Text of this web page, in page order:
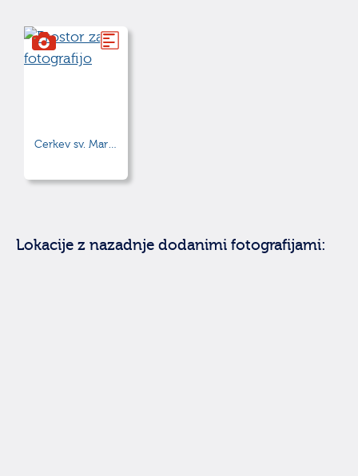
Cerkev sv. Marije Magdalene
Lokacije z nazadnje dodanimi fotografijami: